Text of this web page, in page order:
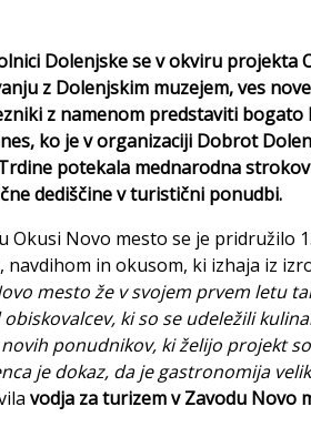
Dolenjske se v okviru projekta
z Dolenjskim muzejem, ves
z namenom predstaviti
ko je v organizaciji Dobrot
potekala mednarodna
dediščine v turistični ponudbi.
Okusi Novo mesto se je pridružilo
navdihom in okusom, ki izhaja iz
mesto že v svojem prvem letu
obiskovalcev, ki so se udeležili
ponudnikov, ki želijo projekt
je dokaz, da je gastronomija
vodja za turizem v Zavodu Novo